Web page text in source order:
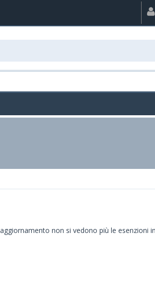
non si vedono più le esenzioni